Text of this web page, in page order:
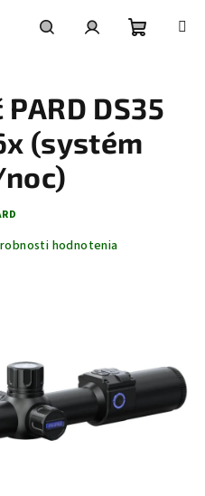
košík
DS35
(systém
hodnotenia